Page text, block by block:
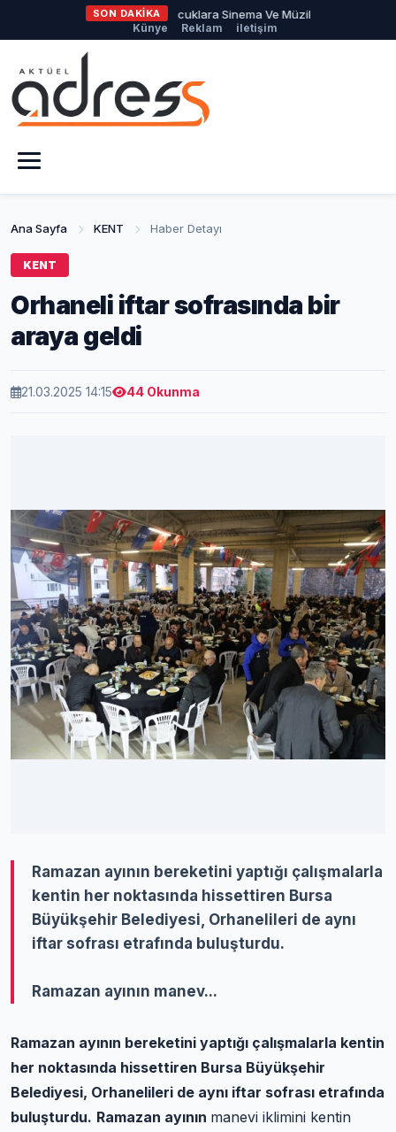
SON DAKİKA
Belediyesi'nden Çocuklara Sinema Ve Müzikal Şöleni
Künye Reklam iletişim
Ana Sayfa KENT Haber Detayı
KENT
Orhaneli iftar sofrasında bir
araya geldi
21.03.2025 14:15 44 Okunma
Ramazan ayının bereketini yaptığı çalışmalarla
kentin her noktasında hissettiren Bursa
Büyükşehir Belediyesi, Orhanelileri de aynı
iftar sofrası etrafında buluşturdu.
Ramazan ayının manev...
Ramazan ayının bereketini yaptığı çalışmalarla kentin
her noktasında hissettiren Bursa Büyükşehir
Belediyesi, Orhanelileri de aynı iftar sofrası etrafında
buluşturdu. Ramazan ayının manevi iklimini kentin